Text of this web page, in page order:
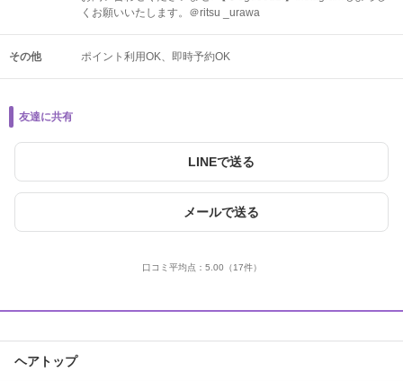
くお願いいたします。＠ritsu _urawa
その他 ポイント利用OK 即時予約OK
友達に共有
LINEで送る
メールで送る
口コミ平均点： 5.00 （17件）
ヘアトップ